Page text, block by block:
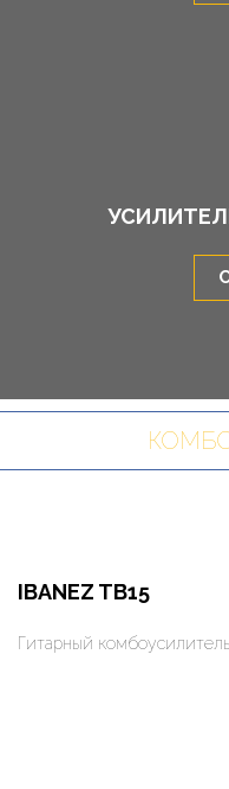
IBANEZ TB15
Гитарный комбоусилитель